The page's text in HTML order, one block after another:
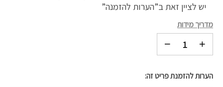
יש לציין זאת ב”הערות להזמנה”
מדריך מידות
הערות להזמנת פריט זה: